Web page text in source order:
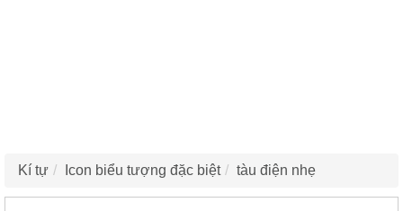
Kí tự Icon biểu tượng đặc biệt tàu điện nhẹ